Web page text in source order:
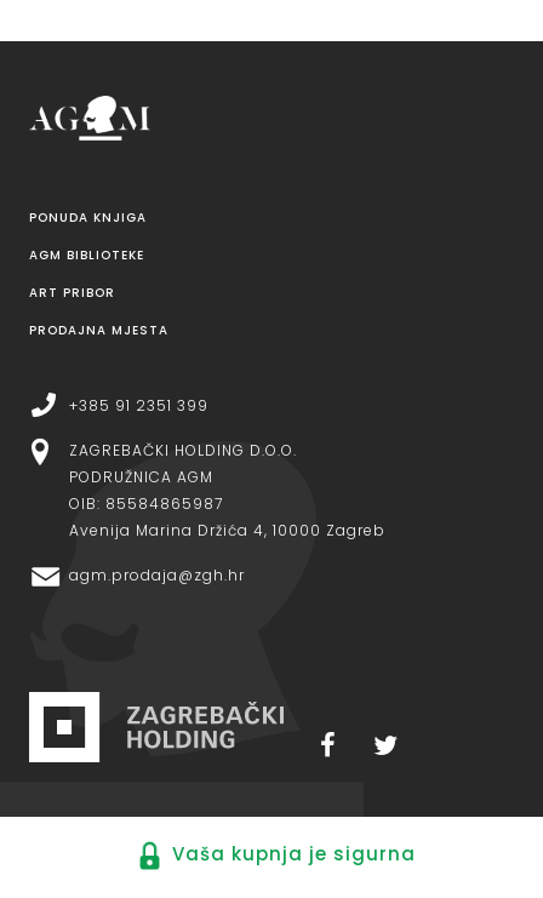
PONUDA KNJIGA
AGM BIBLIOTEKE
ART PRIBOR
PRODAJNA MJESTA
+385 91 2351 399
ZAGREBAČKI HOLDING D.O.O.
PODRUŽNICA AGM
OIB: 85584865987
Avenija Marina Držića 4, 10000 Zagreb
agm.prodaja@zgh.hr
Vaša kupnja je sigurna